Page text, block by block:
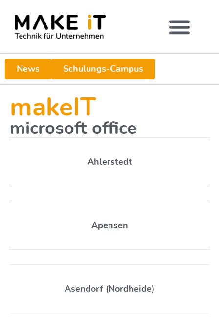
News Schulungs-Campus
makeIT
microsoft office
Ahlerstedt
Apensen
Asendorf (Nordheide)